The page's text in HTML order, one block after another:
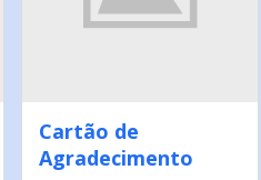
Cartão de
Agradecimento